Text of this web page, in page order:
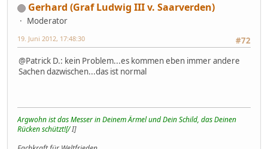
Gerhard (Graf Ludwig III v. Saarverden)
Moderator
#72
19. Juni 2012, 17:48:30
@Patrick D.: kein Problem...es kommen eben immer andere
Sachen dazwischen...das ist normal
Argwohn ist das Messer in Deinem Ärmel und Dein Schild, das Deinen
Rücken schützt![/I]